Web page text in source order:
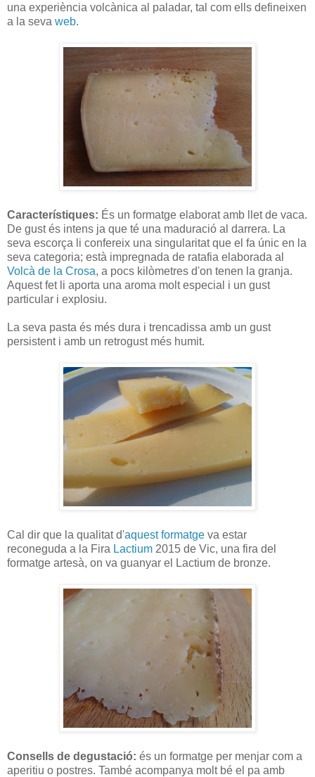
una experiència volcànica al paladar, tal com ells defineixen
a la seva web.
Característiques: És un formatge elaborat amb llet de vaca.
De gust és intens ja que té una maduració al darrera. La
seva escorça li confereix una singularitat que el fa únic en la
seva categoria; està impregnada de ratafia elaborada al
Volcà de la Crosa, a pocs kilòmetres d'on tenen la granja.
Aquest fet li aporta una aroma molt especial i un gust
particular i explosiu.
La seva pasta és més dura i trencadissa amb un gust
persistent i amb un retrogust més humit.
Cal dir que la qualitat d'aquest formatge va estar
reconeguda a la Fira Lactium 2015 de Vic, una fira del
formatge artesà, on va guanyar el Lactium de bronze.
Consells de degustació: és un formatge per menjar com a
aperitiu o postres. També acompanya molt bé el pa amb